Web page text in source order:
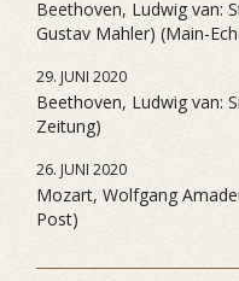
Beethoven, Ludwig van:
Gustav Mahler) (Main-
29. JUNI 2020
Beethoven, Ludwig van:
Zeitung)
26. JUNI 2020
Mozart, Wolfgang
Post)